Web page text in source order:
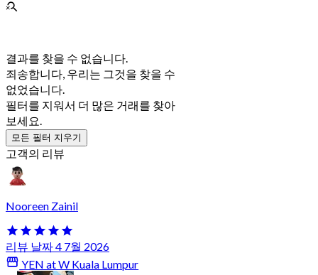
결과를 찾을 수 없습니다.
죄송합니다, 우리는 그것을 찾을 수
없었습니다.
필터를 지워서 더 많은 거래를 찾아
보세요.
모든 필터 지우기
고객의 리뷰
Nooreen Zainil
리뷰 날짜 4 7월 2026
YEN at W Kuala Lumpur